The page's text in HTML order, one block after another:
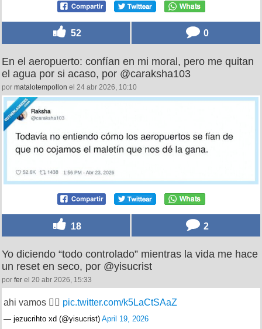
52 0
En el aeropuerto: confían en mi moral, pero me quitan
el agua por si acaso, por @caraksha103
por matalotempollon el 24 abr 2026, 10:10
18 2
Yo diciendo “todo controlado” mientras la vida me hace
un reset en seco, por @yisucrist
por fer el 20 abr 2026, 15:33
ahi vamos 😮‍💨 pic.twitter.com/k5LaCtSAaZ
— jezucrihto xd (@yisucrist) April 19, 2026